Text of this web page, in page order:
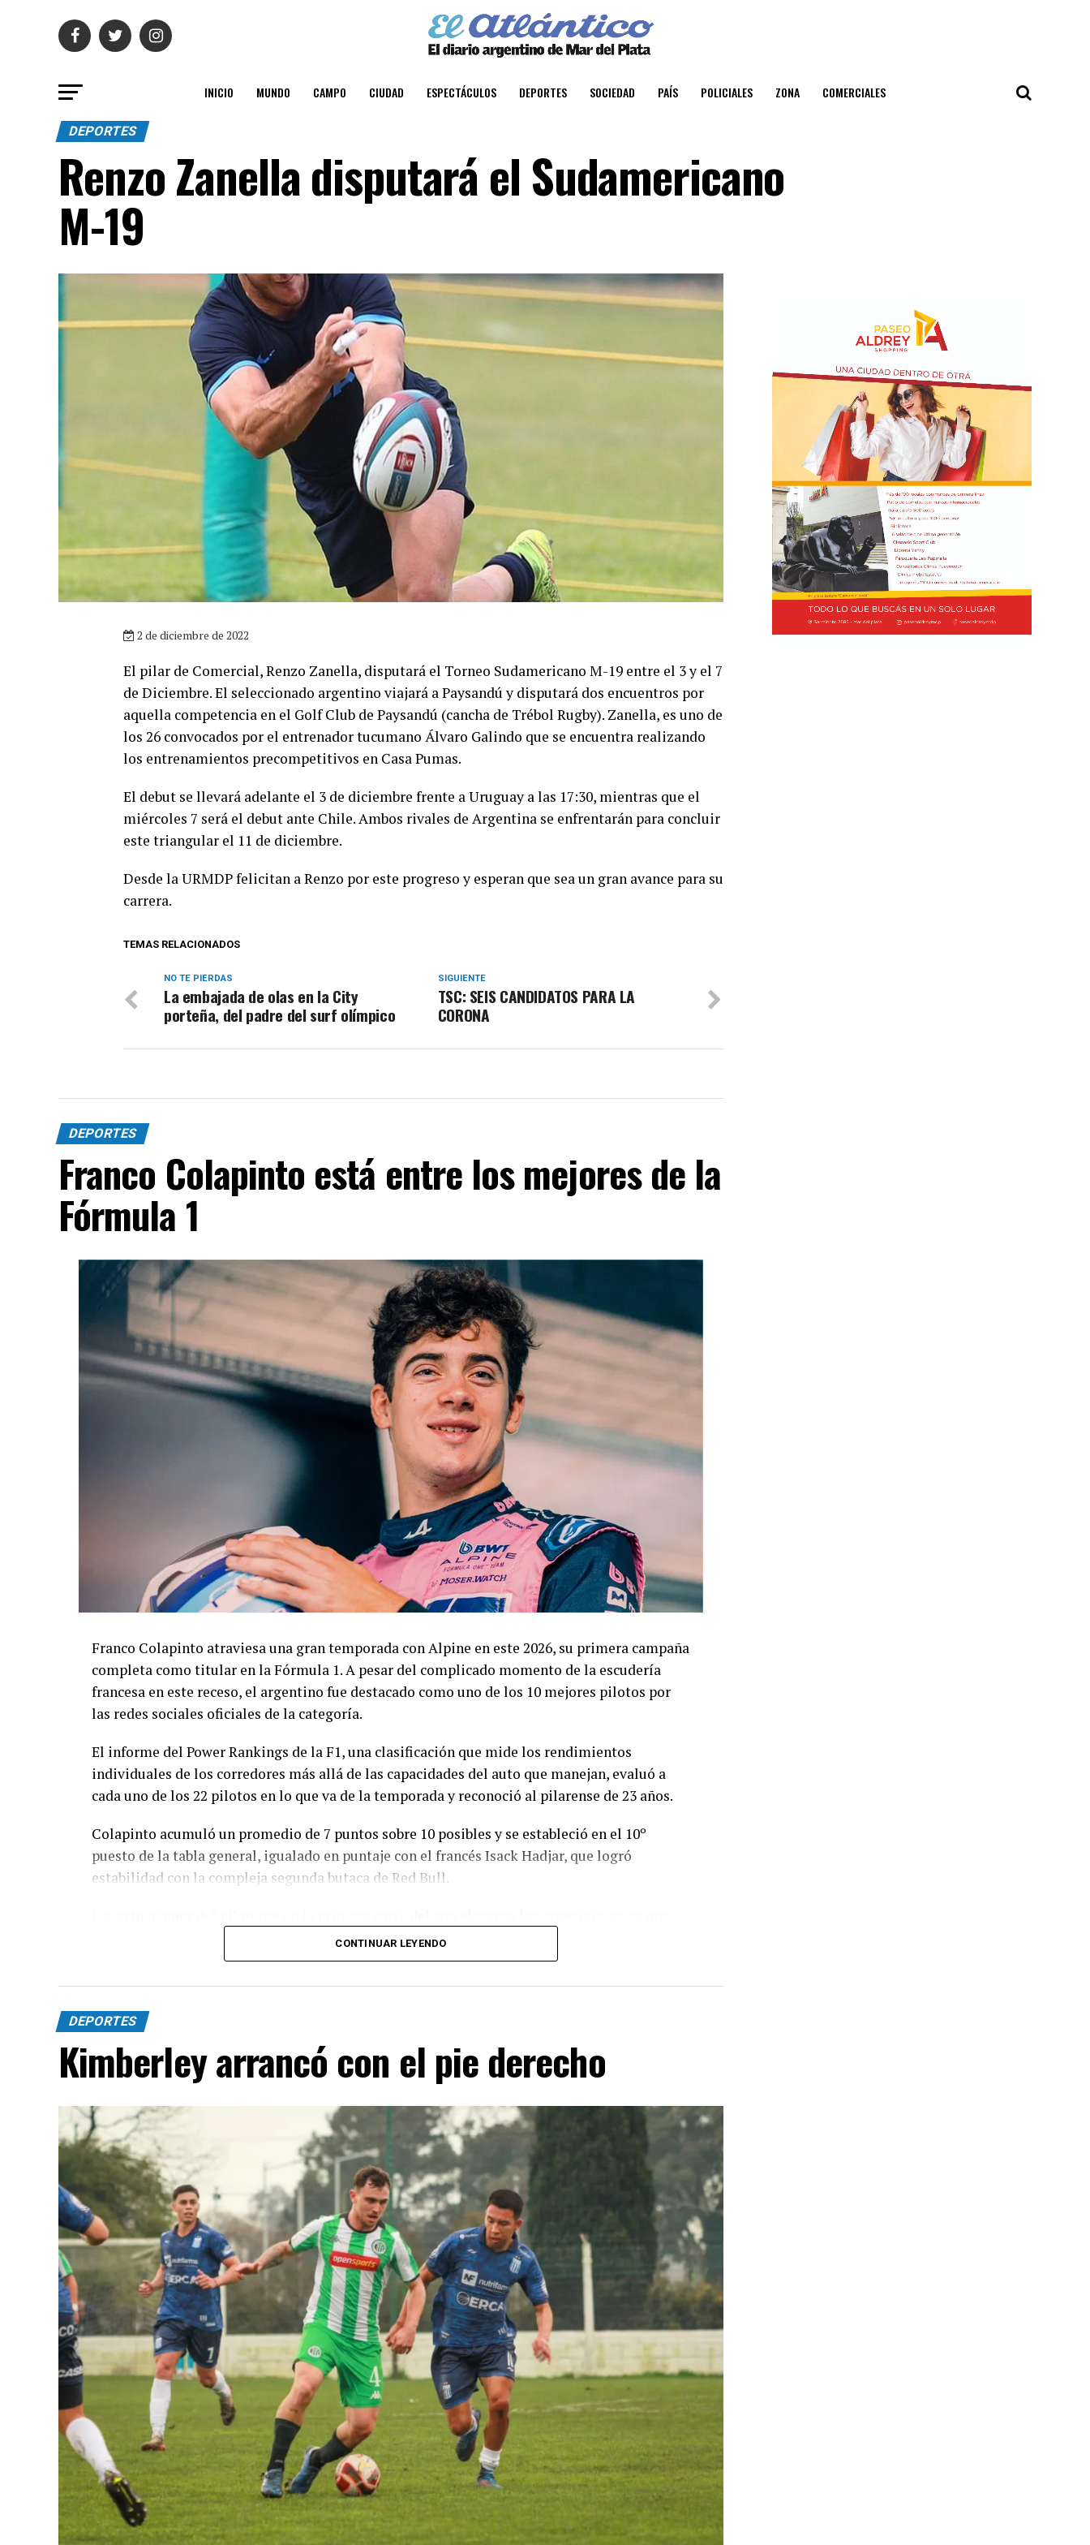
INICIO MUNDO CAMPO CIUDAD ESPECTÁCULOS DEPORTES SOCIEDAD PAÍS POLICIALES ZONA COMERCIALES
DEPORTES
Renzo Zanella disputará el Sudamericano
M-19
2 de diciembre de 2022
El pilar de Comercial, Renzo Zanella, disputará el Torneo Sudamericano M-19 entre el 3 y el 7
de Diciembre. El seleccionado argentino viajará a Paysandú y disputará dos encuentros por
aquella competencia en el Golf Club de Paysandú (cancha de Trébol Rugby). Zanella, es uno de
los 26 convocados por el entrenador tucumano Álvaro Galindo que se encuentra realizando
los entrenamientos precompetitivos en Casa Pumas.
El debut se llevará adelante el 3 de diciembre frente a Uruguay a las 17:30, mientras que el
miércoles 7 será el debut ante Chile. Ambos rivales de Argentina se enfrentarán para concluir
este triangular el 11 de diciembre.
Desde la URMDP felicitan a Renzo por este progreso y esperan que sea un gran avance para su
carrera.
TEMAS RELACIONADOS
SIGUIENTE
TSC: SEIS CANDIDATOS PARA LA
CORONA
NO TE PIERDAS
La embajada de olas en la City
porteña, del padre del surf olímpico
DEPORTES
Franco Colapinto está entre los mejores de la
Fórmula 1
Franco Colapinto atraviesa una gran temporada con Alpine en este 2026, su primera campaña
completa como titular en la Fórmula 1. A pesar del complicado momento de la escudería
francesa en este receso, el argentino fue destacado como uno de los 10 mejores pilotos por
las redes sociales oficiales de la categoría.
El informe del Power Rankings de la F1, una clasificación que mide los rendimientos
individuales de los corredores más allá de las capacidades del auto que manejan, evaluó a
cada uno de los 22 pilotos en lo que va de la temporada y reconoció al pilarense de 23 años.
Colapinto acumuló un promedio de 7 puntos sobre 10 posibles y se estableció en el 10º
puesto de la tabla general, igualado en puntaje con el francés Isack Hadjar, que logró
estabilidad con la compleja segunda butaca de Red Bull.
logró sumar puntos en seis de las once carreras que se disputaron, con un total de 19
unidades que lo ubican en el 12º lugar en el campeonato.
Cómo funciona el Power Ranking de la Fórmula 1
Esta clasificación funciona a través de un panel de cinco expertos que luego de cada Gran
Premio de la F1 asigna una calificación individual a cada piloto según su actuación a lo largo
de todo el fin de semana, por lo que incluye también la clasificación previa y, en caso de tener,
las carreras sprint.
Este análisis tiene la premisa de dejar de lado el potencial del auto en la calificación de los
pilotos, por lo que se promedian los puntajes de los jueces para obtener una nota final según
la capacidad del corredor.
A lo largo del año, se acumularon las valoraciones de cada uno en una tabla general que,
luego de once fechas disputadas, dieron un balance de los mejores pilotos de la máxima
CONTINUAR LEYENDO
DEPORTES
Kimberley arrancó con el pie derecho